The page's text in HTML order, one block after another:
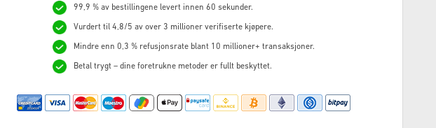
99,9 % av bestillingene levert innen 60 sekunder.
Vurdert til 4,8/5 av over 3 millioner verifiserte kjøpere.
Mindre enn 0,3 % refusjonsrate blant 10 millioner+ transaksjoner.
Betal trygt – dine foretrukne metoder er fullt beskyttet.